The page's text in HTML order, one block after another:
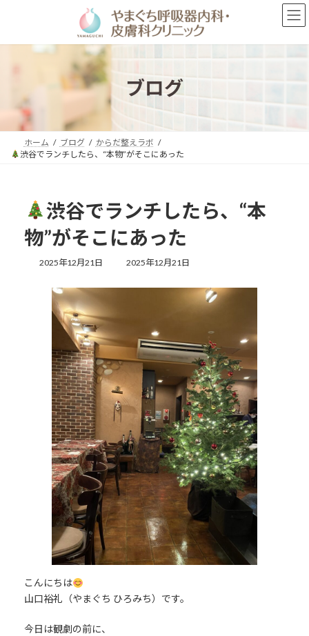
ン
プ
ー
動
ブログ
ホーム ブログ
からだ整えラボ
渋谷でランチしたら、“本物”がそこにあった
渋谷でランチしたら、“本
物”がそこにあった
2025年12月21日
最
更
2025年12月21日
こんにちは
山口裕礼（やまぐち ひろみち）です。
今日は観劇の前に、